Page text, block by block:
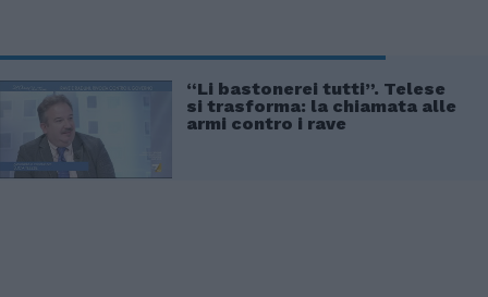
“Li bastonerei tutti”. Telese
si trasforma: la chiamata alle
armi contro i rave